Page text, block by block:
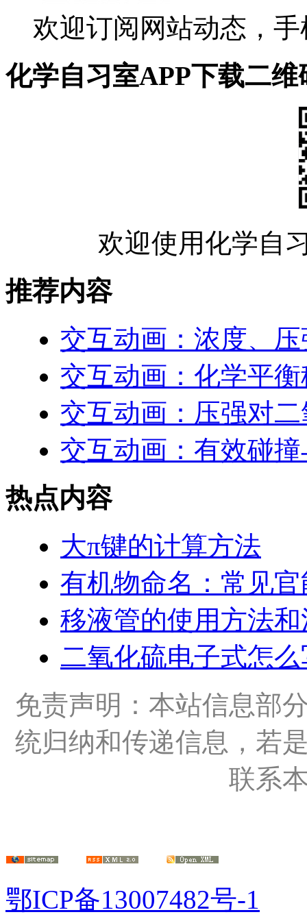
欢迎订阅网站动态，
化学自习室APP下载二维
欢迎使用化学自
推荐内容
交互动画：浓度、
交互动画：化学平
交互动画：压强对
交互动画：有效碰
热点内容
大π键的计算方法
有机物命名：常见
移液管的使用方法
二氧化硫电子式怎
免责声明：本站信息部
统归纳和传递信息，若
联系
鄂ICP备13007482号-1